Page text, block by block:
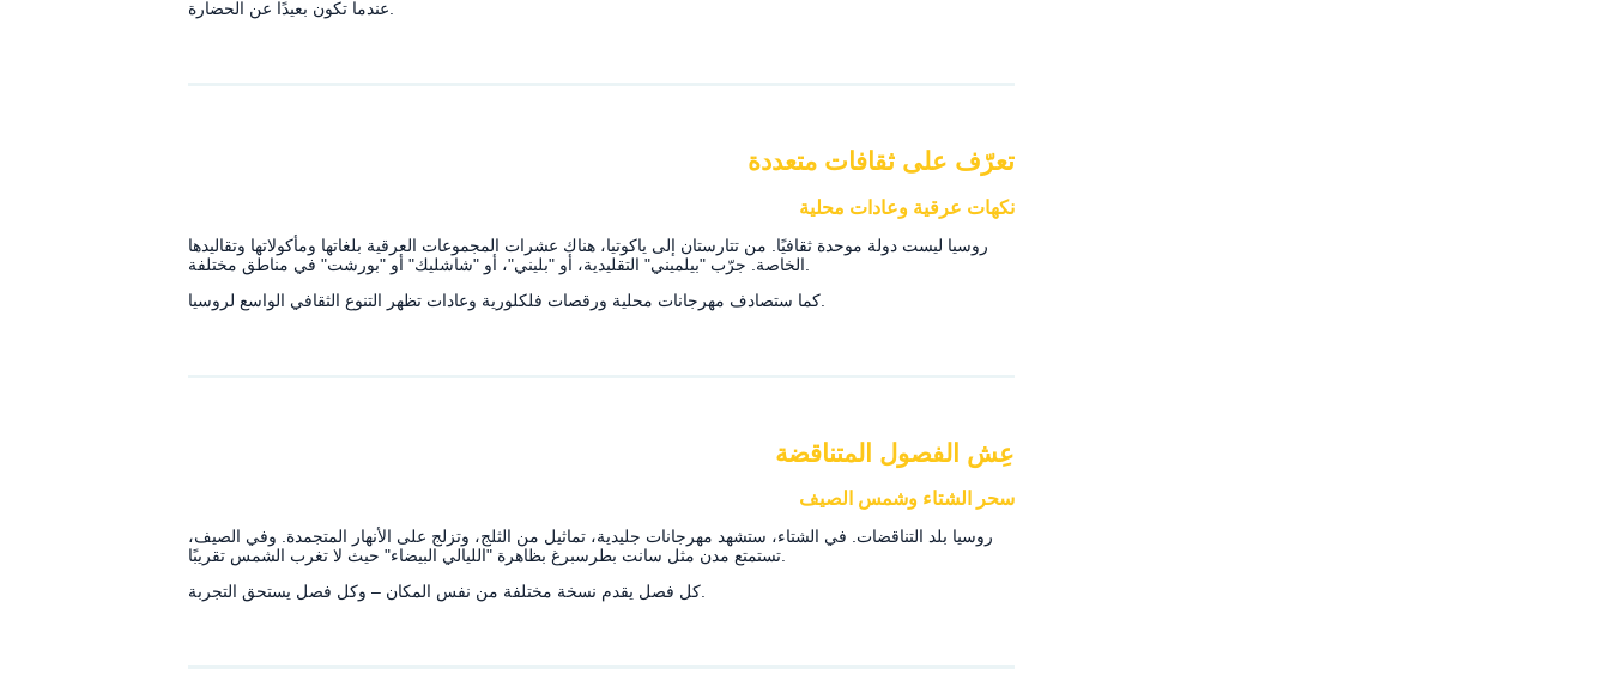
تعرّف على ثقافات متعددة
نكهات عرقية وعادات محلية
روسيا ليست دولة موحدة ثقافيًا. من تتارستان إلى ياكوتيا، هناك عشرات المجموعات العرقية بلغاتها ومأكولاتها وتقاليدها
عِش الفصول المتناقضة
سحر الشتاء وشمس الصيف
روسيا بلد التناقضات. في الشتاء، ستشهد مهرجانات جليدية، تماثيل من الثلج، وتزلج على الأنهار المتجمدة. وفي الصيف،
تستمتع مدن مثل سانت بطرسبرغ بظاهرة "الليالي البيضاء" حيث لا تغرب الشمس تقريبًا.
كل فصل يقدم نسخة مختلفة من نفس المكان – وكل فصل يستحق التجربة.